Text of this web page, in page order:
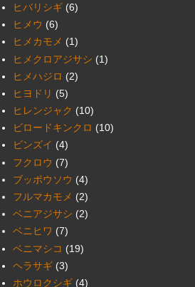
ヒバリシギ (6)
ヒメウ (6)
ヒメカモメ (1)
ヒメクロアジサシ (1)
ヒメハジロ (2)
ヒヨドリ (5)
ヒレンジャク (10)
ビロードキンクロ (10)
ビンズイ (4)
フクロウ (7)
ブッポウソウ (4)
フルマカモメ (2)
ベニアジサシ (2)
ベニヒワ (7)
ベニマシコ (19)
ヘラサギ (3)
ホウロクシギ (4)